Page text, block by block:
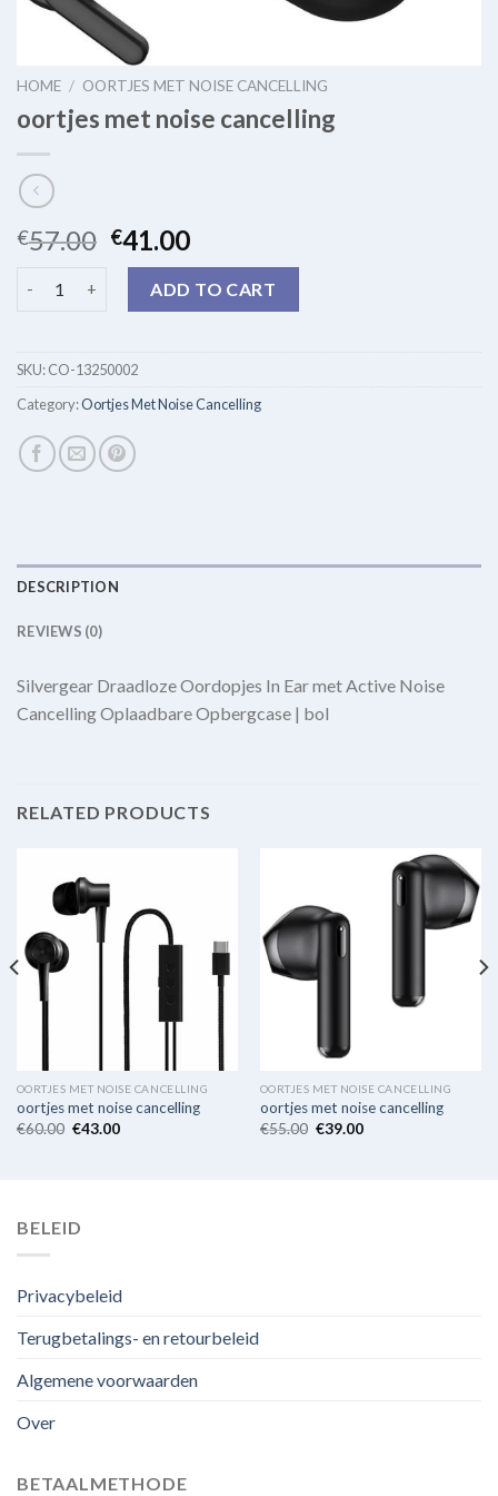
HOME / OORTJES MET NOISE CANCELLING
oortjes met noise cancelling
€57.00 €41.00
ADD TO CART
SKU:CO-13250002
Category:Oortjes Met Noise Cancelling
DESCRIPTION
REVIEWS (0)
Silvergear Draadloze Oordopjes In Ear met Active Noise
Cancelling Oplaadbare Opbergcase | bol
RELATED PRODUCTS
OORTJES MET NOISE CANCELLING
oortjes met noise cancelling
€60.00 €43.00
OORTJES MET NOISE CANCELLING
oortjes met noise cancelling
€55.00 €39.00
BELEID
Privacybeleid
Terugbetalings- en retourbeleid
Algemene voorwaarden
Over
BETAALMETHODE